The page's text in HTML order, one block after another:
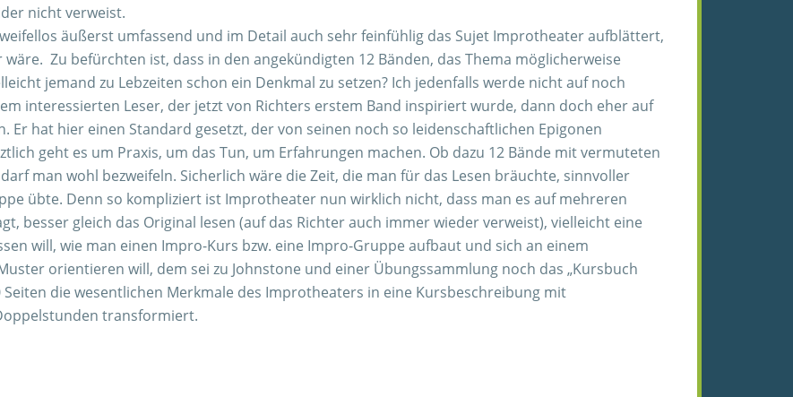
nicht verweist.
äußerst umfassend und im Detail auch sehr feinfühlig das Sujet Improtheater aufblättert,
Zu befürchten ist, dass in den angekündigten 12 Bänden, das Thema möglicherweise
jemand zu Lebzeiten schon ein Denkmal zu setzen? Ich jedenfalls werde nicht auf noch
interessierten Leser, der jetzt von Richters erstem Band inspiriert wurde, dann doch eher auf
Er hat hier einen Standard gesetzt, der von seinen noch so leidenschaftlichen Epigonen
geht es um Praxis, um das Tun, um Erfahrungen machen. Ob dazu 12 Bände mit vermuteten
man wohl bezweifeln. Sicherlich wäre die Zeit, die man für das Lesen bräuchte, sinnvoller
übte. Denn so kompliziert ist Improtheater nun wirklich nicht, dass man es auf mehreren
besser gleich das Original lesen (auf das Richter auch immer wieder verweist), vielleicht eine
will, wie man einen Impro-Kurs bzw. eine Impro-Gruppe aufbaut und sich an einem
orientieren will, dem sei zu Johnstone und einer Übungssammlung noch das „Kursbuch
die wesentlichen Merkmale des Improtheaters in eine Kursbeschreibung mit
transformiert.